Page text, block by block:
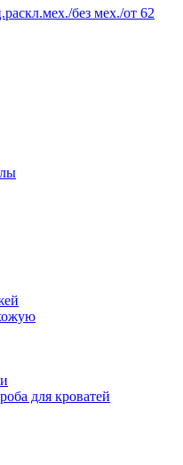
без мех./от 62
для кроватей